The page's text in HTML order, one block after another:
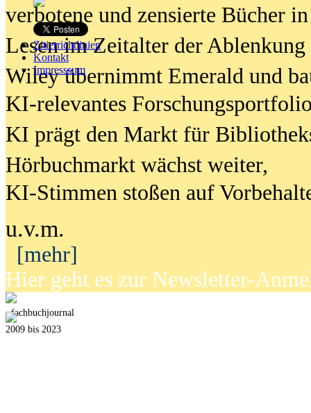
Zitierrichtlinien
Kontakt
Impresssum
verbotene und zensierte Bücher
Lesen im Zeitalter der Ablenkung
Wiley übernimmt Emerald und
KI-relevantes
KI prägt den Markt für
Hörbuchmarkt wächst weiter,
KI-Stimmen stoßen auf
u.v.m.
[mehr]
Hier geht es zur Newsletter-
fachbuchjournal
2009 bis 2023